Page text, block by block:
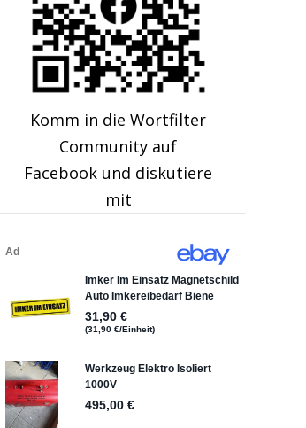
Komm in die Wortfilter
Community auf
Facebook und diskutiere
mit